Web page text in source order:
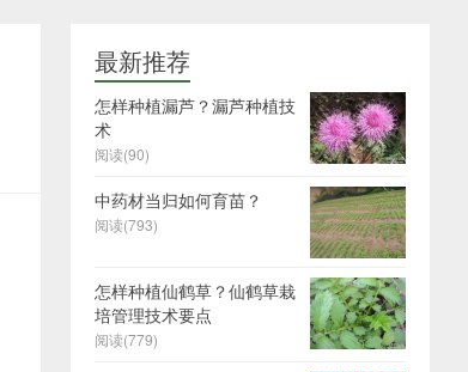
最新推荐
怎样种植漏芦？漏芦种植技
术
阅读(90)
中药材当归如何育苗？
阅读(793)
怎样种植仙鹤草？仙鹤草栽
培管理技术要点
阅读(779)